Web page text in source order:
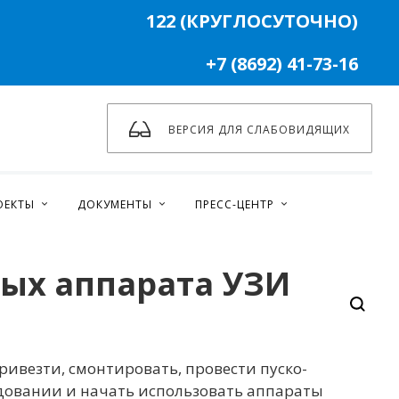
аппарата УЗИ
смонтировать, провести пуско-
и начать использовать аппараты
122 (КРУГЛОСУТОЧНО)
+7 (8692) 41-73-16
ВЕРСИЯ ДЛЯ СЛАБОВИДЯЩИХ
ДОКУМЕНТЫ ПРЕСС-ЦЕНТР